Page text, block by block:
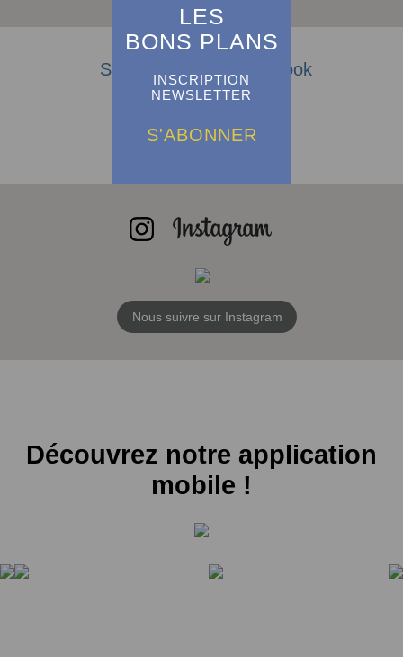
LES
BONS PLANS
INSCRIPTION
NEWSLETTER
S'ABONNER
Suivez-nous sur Facebook
Nous suivre sur Instagram
Découvrez notre application
mobile !